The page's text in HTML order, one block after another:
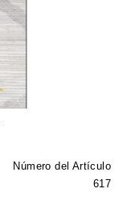
Número del Artículo
617